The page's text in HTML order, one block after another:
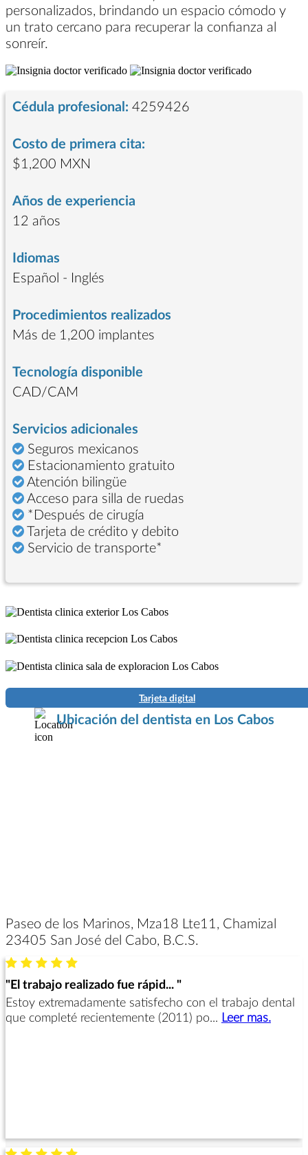
personalizados, brindando un espacio cómodo y
un trato cercano para recuperar la confianza al
sonreír.
Cédula profesional: 4259426
Costo de primera cita:
$1,200 MXN
Años de experiencia
12 años
Idiomas
Español - Inglés
Procedimientos realizados
Más de 1,200 implantes
Tecnología disponible
CAD/CAM
Servicios adicionales
Seguros mexicanos
Estacionamiento gratuito
Atención bilingüe
Acceso para silla de ruedas
*Después de cirugía
Tarjeta de crédito y debito
Servicio de transporte*
Tarjeta digital
Ubicación del dentista en Los Cabos
Paseo de los Marinos, Mza18 Lte11, Chamizal
23405 San José del Cabo, B.C.S.
"El trabajo realizado fue rápid... "
Estoy extremadamente satisfecho con el trabajo dental
que completé recientemente (2011) po... Leer mas.